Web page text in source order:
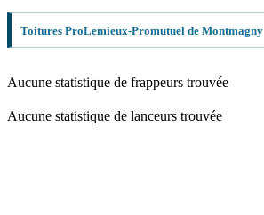
Toitures ProLemieux-Promutuel de Montmagny
Aucune statistique de frappeurs trouvée
Aucune statistique de lanceurs trouvée